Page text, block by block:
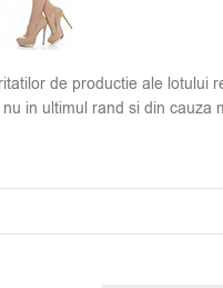
de productie ale
in ultimul rand si din